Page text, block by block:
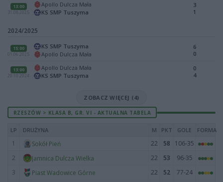
13:00
31.08.2025
Apollo Dulcza Mała
KS SMP Tuszyma
3
1
2024/2025
15:00
01.06.2025
KS SMP Tuszyma
Apollo Dulcza Mała
6
0
13:00
20.10.2024
Apollo Dulcza Mała
KS SMP Tuszyma
0
4
ZOBACZ WIĘCEJ (4)
RZESZÓW > KLASA B, GR. VI - AKTUALNA TABELA
LP DRUŻYNA M PKT GOLE FORMA
1 Sokół Pień 22 58
106-35
2
Jamnica Dulcza Wielka 22 53
96-35
3
Piast Wadowice Górne 22 52
77-24